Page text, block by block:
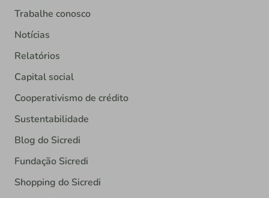
Trabalhe conosco
Notícias
Relatórios
Capital social
Cooperativismo de crédito
Sustentabilidade
Blog do Sicredi
Fundação Sicredi
Shopping do Sicredi